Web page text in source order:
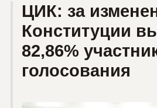
ЦИК: за
Конституции
82,86%
голосования